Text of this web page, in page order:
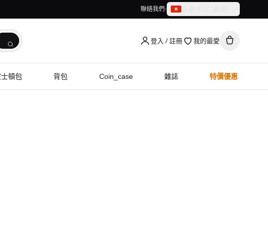
聯絡我們
繁體中文（香港）
登入 / 註冊 我的最愛
頓包 背包 Coin_case 雜誌 特價優惠